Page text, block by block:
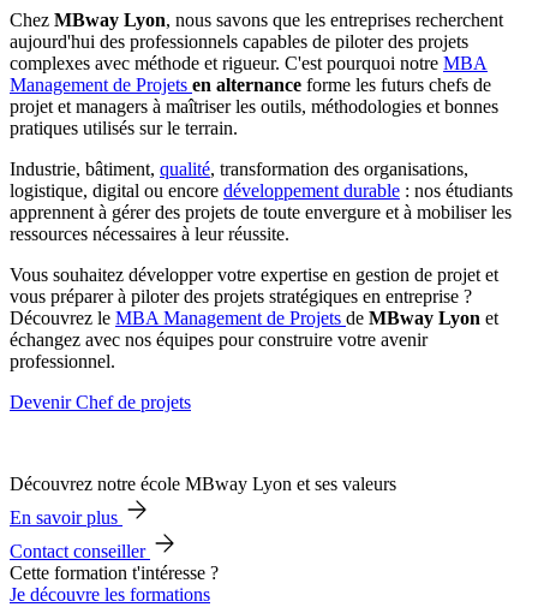
Chez MBway Lyon, nous savons que les entreprises recherchent
aujourd'hui des professionnels capables de piloter des projets
complexes avec méthode et rigueur. C'est pourquoi notre MBA
Management de Projets en alternance forme les futurs chefs de
projet et managers à maîtriser les outils, méthodologies et bonnes
pratiques utilisés sur le terrain.
Industrie, bâtiment, qualité, transformation des organisations,
logistique, digital ou encore développement durable : nos étudiants
apprennent à gérer des projets de toute envergure et à mobiliser les
ressources nécessaires à leur réussite.
Vous souhaitez développer votre expertise en gestion de projet et
vous préparer à piloter des projets stratégiques en entreprise ?
Découvrez le MBA Management de Projets de MBway Lyon et
échangez avec nos équipes pour construire votre avenir
professionnel.
Devenir Chef de projets
Découvrez notre école MBway Lyon et ses valeurs
En savoir plus
Contact conseiller
Cette formation t'intéresse ?
Je découvre les formations